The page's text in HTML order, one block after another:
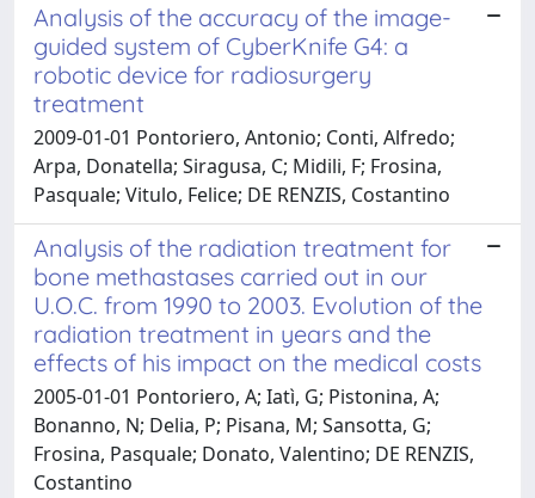
Analysis of the accuracy of the image-
guided system of CyberKnife G4: a
robotic device for radiosurgery
treatment
2009-01-01 Pontoriero, Antonio; Conti, Alfredo;
Arpa, Donatella; Siragusa, C; Midili, F; Frosina,
Pasquale; Vitulo, Felice; DE RENZIS, Costantino
Analysis of the radiation treatment for
bone methastases carried out in our
U.O.C. from 1990 to 2003. Evolution of the
radiation treatment in years and the
effects of his impact on the medical costs
2005-01-01 Pontoriero, A; Iatì, G; Pistonina, A;
Bonanno, N; Delia, P; Pisana, M; Sansotta, G;
Frosina, Pasquale; Donato, Valentino; DE RENZIS,
Costantino